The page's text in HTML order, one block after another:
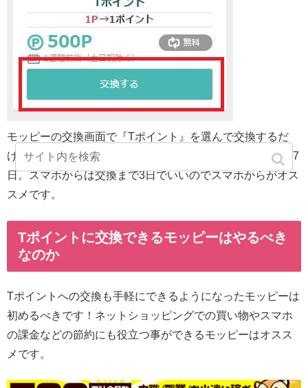
モッピーの交換画面で『Tポイント』を選んで交換するだ
け。簡単ですね！パソコンから交換する場合には交換まで7
日。スマホからは交換まで3日でいいのでスマホからがオス
スメです。
Tポイントに交換できるモッピーはやるべき
なのか
Tポイントへの交換も手軽にできるようになったモッピーは
初めるべきです！ネットショッピングでの買い物やスマホ
の課金などの節約にも役立つ事ができるモッピーはオスス
メです。